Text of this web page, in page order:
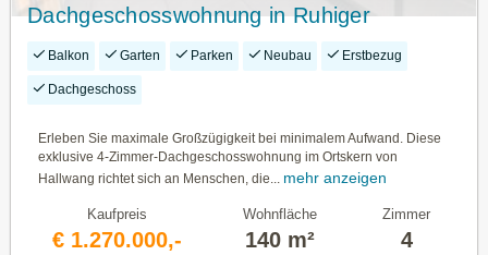
Dachgeschosswohnung in Ruhiger
Zentrumslage von Hallwang!
Balkon Garten Parken Neubau Erstbezug
Dachgeschoss
Erleben Sie maximale Großzügigkeit bei minimalem Aufwand. Diese
exklusive 4-Zimmer-Dachgeschosswohnung im Ortskern von
Hallwang richtet sich an Menschen, die...
mehr anzeigen
Kaufpreis
€ 1.270.000,-
Wohnfläche
140 m²
Zimmer
4